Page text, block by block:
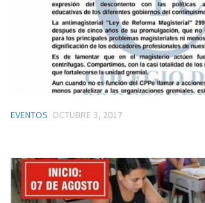
EVENTOS OCTUBRE 3, 2017